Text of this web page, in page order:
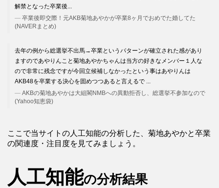
解禁となった卒業後...
卒業後即交際！元AKB菊地あやかが卒業8ヶ月でおめでた婚してた
(NAVERまとめ)
去年の例から総選挙不出馬→卒業というパターンが確立された感があり
ますのであやりんこと菊地あやかちゃんは当方の好きなメンバー１人な
ので非常に残念ですが今回立候補しなかったという事はあやりんは
AKB48を卒業する決心を固めつつあると言えるで ...
AKBの菊地あやかは大組閣NMBへの異動拒否し、総選挙不参加なので
(Yahoo知恵袋)
ここで当サイトの人工知能の分析した、菊地あやかと卒業
の関連度・注目度を見てみましょう。
人工知能の分析結果